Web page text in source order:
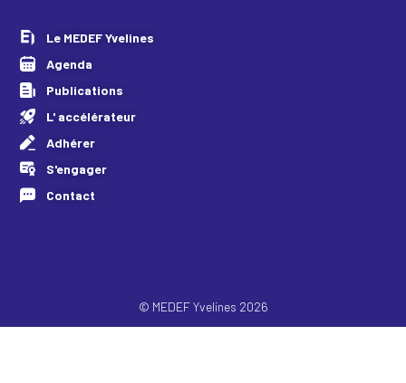
Le MEDEF Yvelines
Agenda
Publications
L' accélérateur
Adhérer
S'engager
Contact
© MEDEF Yvelines 2026